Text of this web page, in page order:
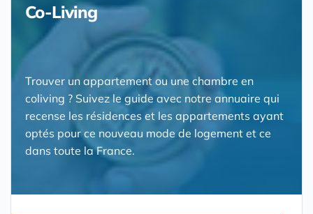
Co-Living
Trouver un appartement ou une chambre en
coliving ? Suivez le guide avec notre annuaire qui
recense les résidences et les appartements ayant
optés pour ce nouveau mode de logement et ce
dans toute la France.